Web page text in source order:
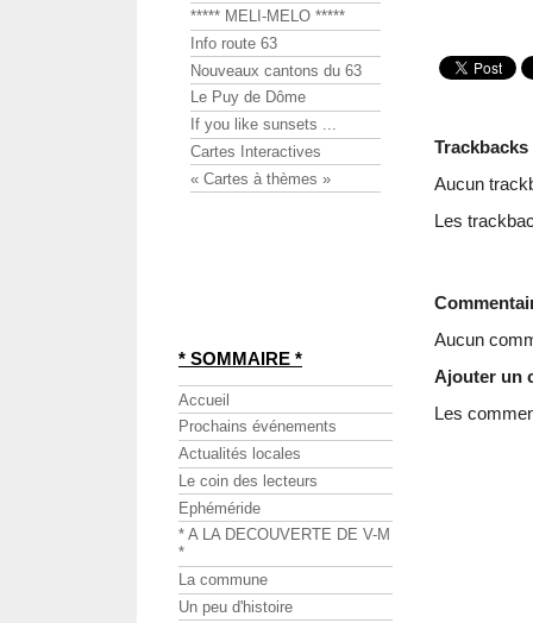
Trackbacks
Aucun
Les
Aucun
Ajouter un
Les
***** MELI-MELO *****
Info route 63
Nouveaux cantons du 63
Le Puy de Dôme
If you like sunsets ...
Cartes Interactives
« Cartes à thèmes »
* SOMMAIRE *
Accueil
Prochains événements
Actualités locales
Le coin des lecteurs
Ephéméride
* A LA DECOUVERTE DE V-M
*
La commune
Un peu d'histoire